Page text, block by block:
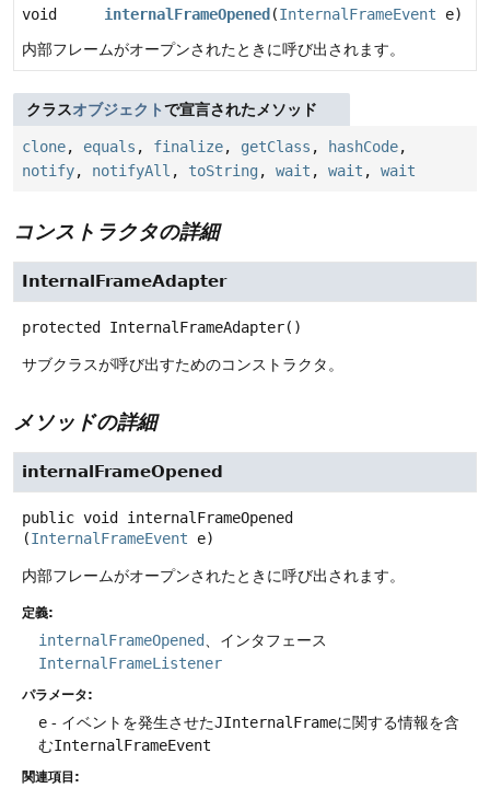
void internalFrameOpened (InternalFrameEvent e)
内部フレームがオープンされたときに呼び出されます。
クラスオブジェクトで宣言されたメソッド
clone, equals , finalize, getClass , hashCode,
notify, notifyAll , toString , wait , wait , wait
コンストラクタの詳細
InternalFrameAdapter
protected InternalFrameAdapter()
サブクラスが呼び出すためのコンストラクタ。
メソッドの詳細
internalFrameOpened
public void
internalFrameOpened
(InternalFrameEvent e)
内部フレームがオープンされたときに呼び出されます。
定義:
internalFrameOpened
、インタフェース
InternalFrameListener
パラメータ:
e - イベントを発生させたJInternalFrameに関する情報を含
むInternalFrameEvent
関連項目: